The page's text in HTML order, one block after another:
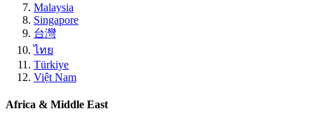
Malaysia
Singapore
台灣
ไทย
Türkiye
Việt Nam
Africa & Middle East